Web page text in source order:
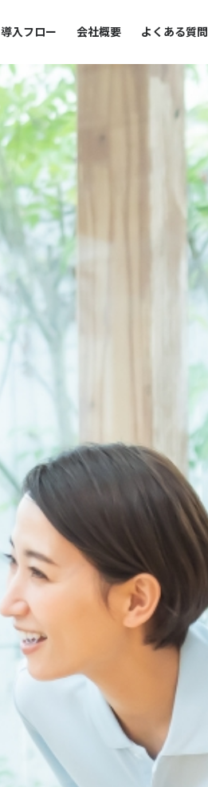
導入フロー 会社概要 よくある質問